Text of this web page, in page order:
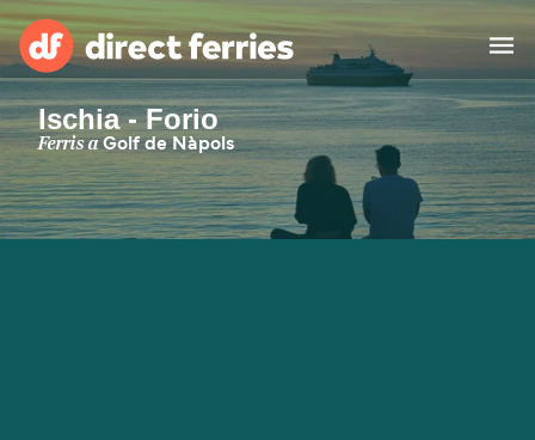
Països
Bitllets de Ferry
Ischia - Forio
Ferris aGolf de Nàpols